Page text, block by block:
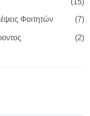
(15)
Φοιτητών (7)
(2)